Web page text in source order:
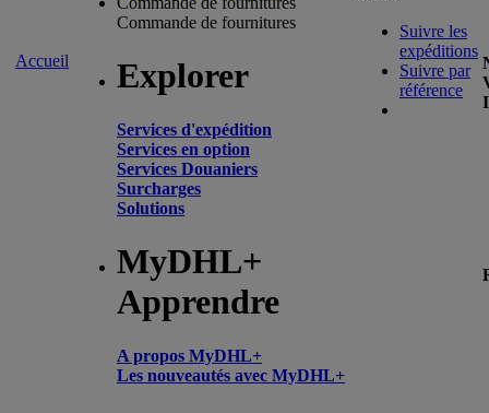
Accueil
Commande de fournitures
Explorer
Services d'expédition
Services en option
Services Douaniers
Surcharges
Solutions
MyDHL+
Apprendre
A propos MyDHL+
Les nouveautés avec MyDHL+
Suivre les
expéditions
Suivre par
référence